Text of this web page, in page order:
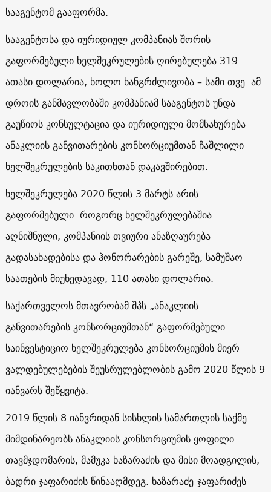
სააგენტომ გააფორმა.
სააგენტოსა და იურიდიულ კომპანიას შორის
გაფორმებული ხელშეკრულების ღირებულება 319
ათასი დოლარია, ხოლო ხანგრძლივობა – სამი თვე. ამ
დროის განმავლობაში კომპანიამ სააგენტოს უნდა
გაუწიოს კონსულტაცია და იურიდიული მომსახურება
ანაკლიის განვითარების კონსორციუმთან ჩაშლილი
ხელშეკრულების საკითხთან დაკავშირებით.
ხელშეკრულება 2020 წლის 3 მარტს არის
გაფორმებული. როგორც ხელშეკრულებაშია
აღნიშნული, კომპანიის თვიური ანაზღაურება
გადასახადებისა და ჰონორარების გარეშე, სამუშაო
საათების მიუხედავად, 110 ათასი დოლარია.
საქართველოს მთავრობამ შპს „ანაკლიის
განვითარების კონსორციუმთან“ გაფორმებული
საინვესტიციო ხელშეკრულება კონსორციუმის მიერ
ვალდებულებების შეუსრულებლობის გამო 2020 წლის 9
იანვარს შეწყვიტა.
2019 წლის 8 იანვრიდან სისხლის სამართლის საქმე
მიმდინარეობს ანაკლიის კონსორციუმის ყოფილი
თავმჯდომარის, მამუკა ხაზარაძის და მისი მოადგილის,
ბადრი ჯაფარიძის წინააღმდეგ. ხაზარაძე-ჯაფარიძეს